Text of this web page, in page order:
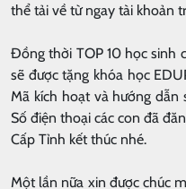
thể tải về từ ngay tài khoản
Đồng thời TOP 10 học sinh
sẽ được tặng khóa học
Mã kích hoạt và hướng dẫn
Số điện thoại các con đã
Cấp Tỉnh kết thúc nhé.
Một lần nữa xin được chúc